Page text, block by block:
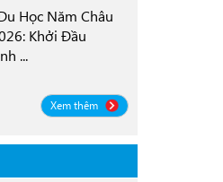
Học Năm Châu
Khởi Đầu
...
Xem thêm